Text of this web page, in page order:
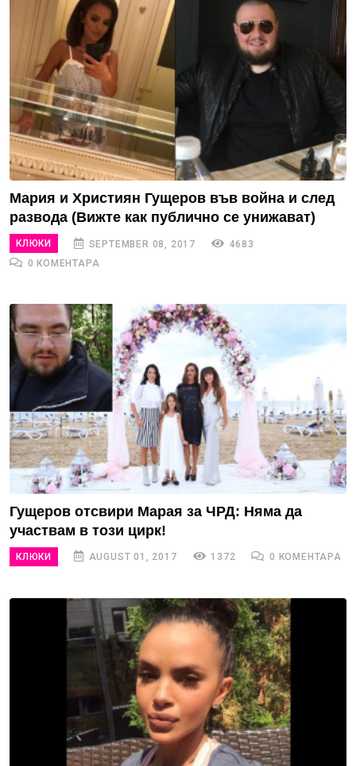
Мария и Християн Гущеров във война и след
развода (Вижте как публично се унижават)
КЛЮКИ SEPTEMBER 08, 2017
4683
0 КОМЕНТАРА
Гущеров отсвири Марая за ЧРД: Няма да
участвам в този цирк!
КЛЮКИ AUGUST 01, 2017 1372 0 КОМЕНТАРА